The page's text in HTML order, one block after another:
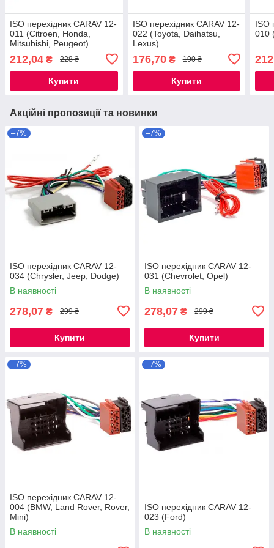
ISO перехідник CARAV 12-
011 (Citroen, Honda,
Mitsubishi, Peugeot)
212,04 ₴ 228 ₴
Купити
ISO перехідник CARAV 12-
022 (Toyota, Daihatsu,
Lexus)
176,70₴ 190 ₴
Купити
ISO
010
Акційні пропозиції та новинки
–7%
ISO перехідник CARAV 12-
034 (Chrysler, Jeep, Dodge)
В наявності
278,07 ₴ 299 ₴
Купити
–7%
ISO перехідник CARAV 12-
031 (Chevrolet, Opel)
В наявності
278,07 ₴ 299 ₴
Купити
–7%
ISO перехідник CARAV 12-
004 (BMW, Land Rover, Rover,
Mini)
В наявності
–7%
ISO перехідник CARAV 12-
023 (Ford)
В наявності